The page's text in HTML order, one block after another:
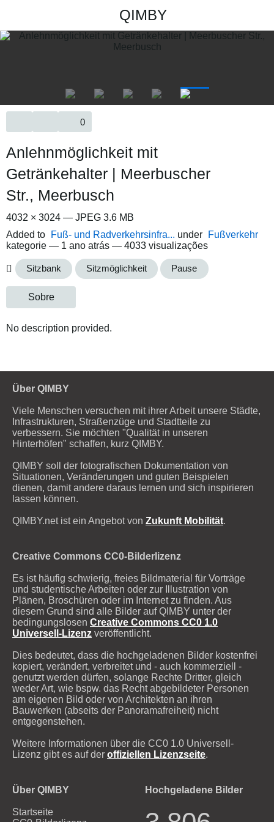
QIMBY
0
Anlehnmöglichkeit mit
Getränkehalter | Meerbuscher
Str., Meerbusch
4032 × 3024 — JPEG 3.6 MB
Added to
Fuß- und Radverkehrsinfra... under
Fußverkehr
kategorie — 1 ano atrás — 4033 visualizações
Sitzbank Sitzmöglichkeit Pause
Sobre
No description provided.
Über QIMBY
Viele Menschen versuchen mit ihrer Arbeit unsere Städte,
Infrastrukturen, Straßenzüge und Stadtteile zu
verbessern. Sie möchten "Qualität in unseren
Hinterhöfen" schaffen, kurz QIMBY.
QIMBY soll der fotografischen Dokumentation von
Situationen, Veränderungen und guten Beispielen
dienen, damit andere daraus lernen und sich inspirieren
lassen können.
QIMBY.net ist ein Angebot von Zukunft Mobilität.
Creative Commons CC0-Bilderlizenz
Es ist häufig schwierig, freies Bildmaterial für Vorträge
und studentische Arbeiten oder zur Illustration von
Plänen, Broschüren oder im Internet zu finden. Aus
diesem Grund sind alle Bilder auf QIMBY unter der
bedingungslosen Creative Commons CC0 1.0
Universell-Lizenz veröffentlicht.
Dies bedeutet, dass die hochgeladenen Bilder kostenfrei
kopiert, verändert, verbreitet und - auch kommerziell -
genutzt werden dürfen, solange Rechte Dritter, gleich
weder Art, wie bspw. das Recht abgebildeter Personen
am eigenen Bild oder von Architekten an ihren
Bauwerken (abseits der Panoramafreiheit) nicht
entgegenstehen.
Weitere Informationen über die CC0 1.0 Universell-
Lizenz gibt es auf der offiziellen Lizenzseite.
Über QIMBY
Startseite
Hochgeladene Bilder